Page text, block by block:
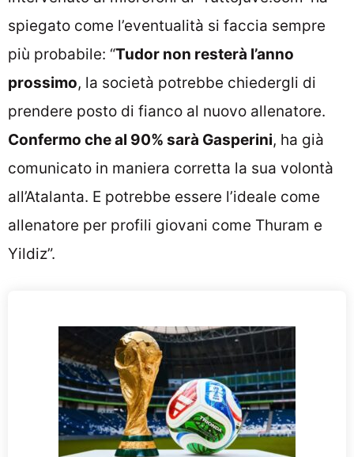
spiegato come l’eventualità si faccia sempre
più probabile: “Tudor non resterà l’anno
prossimo, la società potrebbe chiedergli di
prendere posto di fianco al nuovo allenatore.
Confermo che al 90% sarà Gasperini, ha già
comunicato in maniera corretta la sua volontà
all’Atalanta. E potrebbe essere l’ideale come
allenatore per profili giovani come Thuram e
Yildiz”.